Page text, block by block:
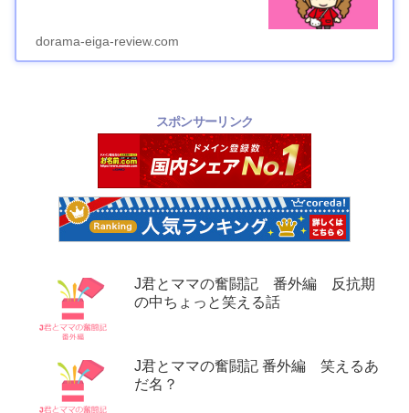
dorama-eiga-review.com
スポンサーリンク
J君とママの奮闘記 番外編 反抗期
の中ちょっと笑える話
J君とママの奮闘記 番外編 笑えるあ
だ名？